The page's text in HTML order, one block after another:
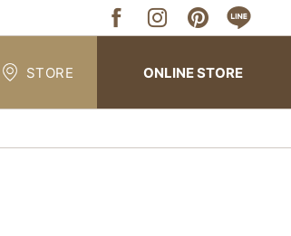
STORE ONLINE STORE